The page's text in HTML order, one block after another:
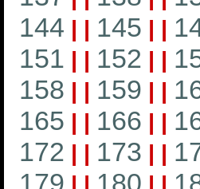
144 | | 145 | |
151 | | 152 | |
158 | | 159 | |
165 | | 166 | |
172 | | 173 | |
179
180